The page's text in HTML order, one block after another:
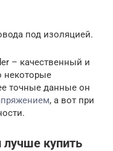
под изоляцией.
– качественный и
некоторые
точные данные он
, а вот при
лучше купить